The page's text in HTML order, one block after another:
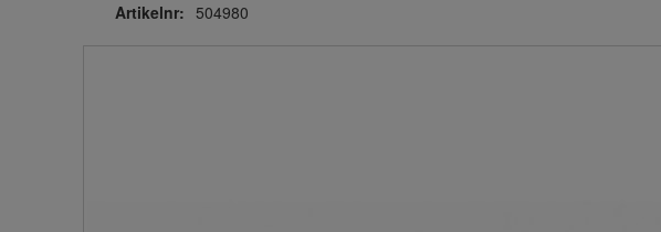
Artikelnr: 504980